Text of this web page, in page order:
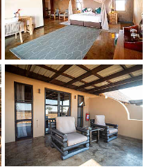
Show larger version